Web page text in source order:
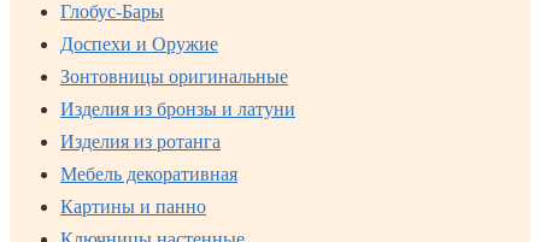
Глобус-Бары
Доспехи и Оружие
Зонтовницы оригинальные
Изделия из бронзы и латуни
Изделия из ротанга
Мебель декоративная
Картины и панно